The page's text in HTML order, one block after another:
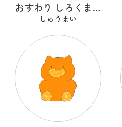
おすわり しろくまくん
しゅうまい